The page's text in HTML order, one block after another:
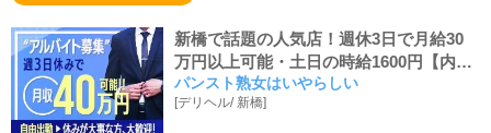
新橋で話題の人気店！週休3日で月給30
万円以上可能・土日の時給1600円【内勤
スタッフ大募集】大入りボーナスで稼げ
ます！未経験大歓迎！
パンスト熟女はいやらしい
[デリヘル/ 新橋]